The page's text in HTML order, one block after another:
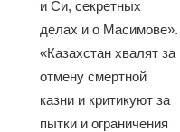
и Си, секретных
делах и о Масимове».
«Казахстан хвалят за
отмену смертной
казни и критикуют за
пытки и ограничения